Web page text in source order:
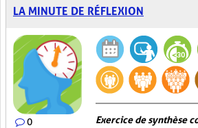
LA MINUTE DE RÉFLEXION
0 Exercice de synthèse